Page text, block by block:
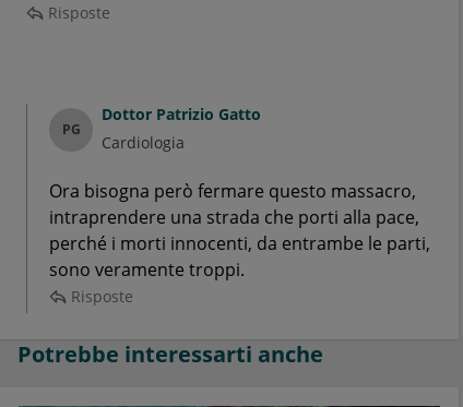
Risposte
PG
Dottor Patrizio Gatto
Cardiologia
Ora bisogna però fermare questo massacro,
intraprendere una strada che porti alla pace,
perché i morti innocenti, da entrambe le parti,
sono veramente troppi.
Risposte
Potrebbe interessarti anche